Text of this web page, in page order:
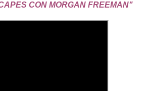
CON MORGAN FREEMAN"